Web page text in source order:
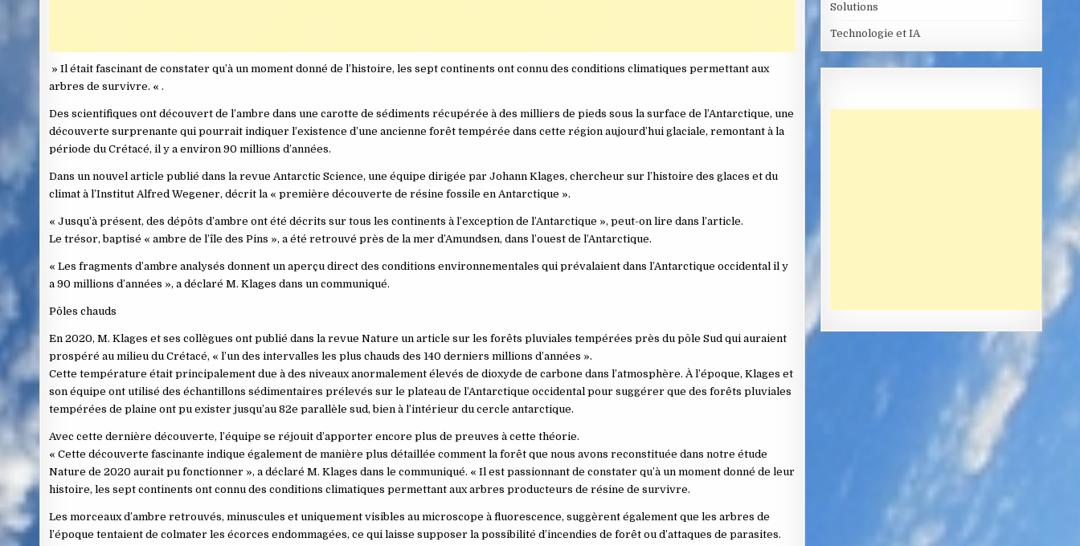
» Il était fascinant de constater qu’à un moment donné de l’histoire, les sept continents ont connu des conditions climatiques permettant aux
arbres de survivre. « .
Des scientifiques ont découvert de l’ambre dans une carotte de sédiments récupérée à des milliers de pieds sous la surface de l’Antarctique, une
découverte surprenante qui pourrait indiquer l’existence d’une ancienne forêt tempérée dans cette région aujourd’hui glaciale, remontant à la
période du Crétacé, il y a environ 90 millions d’années.
Dans un nouvel article publié dans la revue Antarctic Science, une équipe dirigée par Johann Klages, chercheur sur l’histoire des glaces et du
climat à l’Institut Alfred Wegener, décrit la « première découverte de résine fossile en Antarctique ».
« Jusqu’à présent, des dépôts d’ambre ont été décrits sur tous les continents à l’exception de l’Antarctique », peut-on lire dans l’article.
Le trésor, baptisé « ambre de l’île des Pins », a été retrouvé près de la mer d’Amundsen, dans l’ouest de l’Antarctique.
« Les fragments d’ambre analysés donnent un aperçu direct des conditions environnementales qui prévalaient dans l’Antarctique occidental il y
a 90 millions d’années », a déclaré M. Klages dans un communiqué.
Pôles chauds
En 2020, M. Klages et ses collègues ont publié dans la revue Nature un article sur les forêts pluviales tempérées près du pôle Sud qui auraient
prospéré au milieu du Crétacé, « l’un des intervalles les plus chauds des 140 derniers millions d’années ».
Cette température était principalement due à des niveaux anormalement élevés de dioxyde de carbone dans l’atmosphère. À l’époque, Klages et
son équipe ont utilisé des échantillons sédimentaires prélevés sur le plateau de l’Antarctique occidental pour suggérer que des forêts pluviales
tempérées de plaine ont pu exister jusqu’au 82e parallèle sud, bien à l’intérieur du cercle antarctique.
Avec cette dernière découverte, l’équipe se réjouit d’apporter encore plus de preuves à cette théorie.
« Cette découverte fascinante indique également de manière plus détaillée comment la forêt que nous avons reconstituée dans notre étude
Nature de 2020 aurait pu fonctionner », a déclaré M. Klages dans le communiqué. « Il est passionnant de constater qu’à un moment donné de leur
histoire, les sept continents ont connu des conditions climatiques permettant aux arbres producteurs de résine de survivre.
Les morceaux d’ambre retrouvés, minuscules et uniquement visibles au microscope à fluorescence, suggèrent également que les arbres de
l’époque tentaient de colmater les écorces endommagées, ce qui laisse supposer la possibilité d’incendies de forêt ou d’attaques de parasites.
Solutions
Technologie et IA